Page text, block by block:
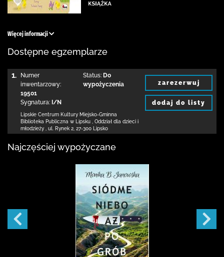
Więcej informacji
Dostępne egzemplarze
1.
Numer
inwentarzowy:
19501
Sygnatura: I/N
Status: Do
wypożyczenia
Lipskie Centrum Kultury Miejsko-Gminna
Biblioteka Publiczna w Lipsku
Oddział dla dzieci i
młodzieży , ul. Rynek 2 27-300 Lipsko
zarezerwuj
dodaj do listy
Najczęściej wypożyczane